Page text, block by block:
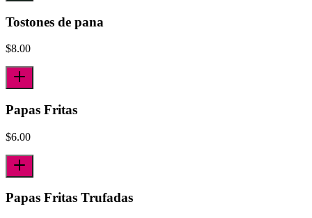
Tostones de pana
$8.00
Papas Fritas
$6.00
Papas Fritas Trufadas